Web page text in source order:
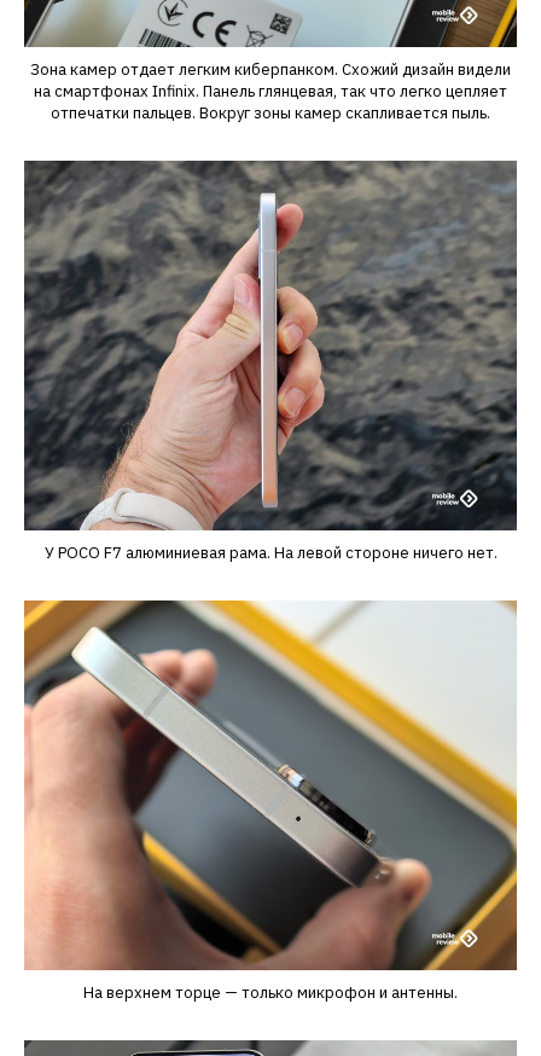
Зона камер отдает легким киберпанком. Схожий дизайн видели
на смартфонах Infinix. Панель глянцевая, так что легко цепляет
отпечатки пальцев. Вокруг зоны камер скапливается пыль.
У POCO F7 алюминиевая рама. На левой стороне ничего нет.
На верхнем торце — только микрофон и антенны.